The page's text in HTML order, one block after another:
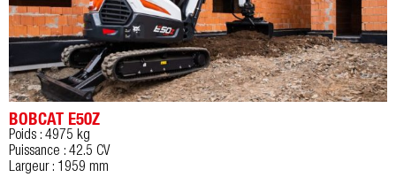
BOBCAT E50Z
Poids : 4975 kg
Puissance : 42.5 CV
Largeur : 1959 mm